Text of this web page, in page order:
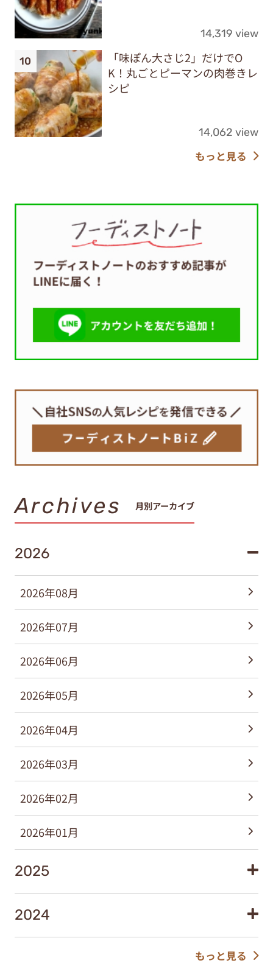
14,319 view
「味ぽん大さじ2」だけでO
K！丸ごとピーマンの肉巻きレ
シピ
14,062 view
もっと見る
Archives 月別アーカイブ
2026
2026年08月
2026年07月
2026年06月
2026年05月
2026年04月
2026年03月
2026年02月
2026年01月
2025
2024
もっと見る